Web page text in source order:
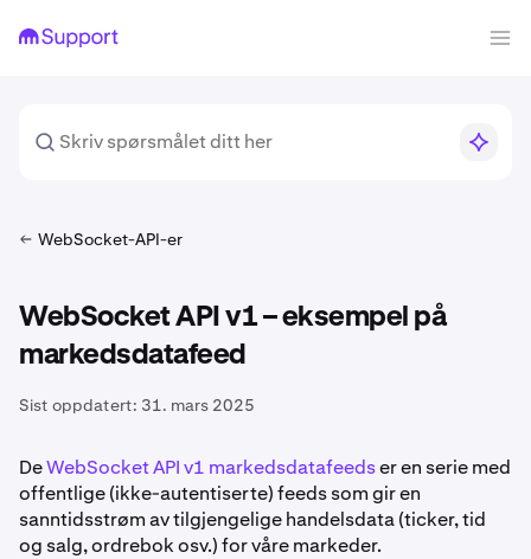
WebSocket-API-er
WebSocket API v1 – eksempel på
markedsdatafeed
Sist oppdatert: 31. mars 2025
DeWebSocket API v1 markedsdatafeedser en serie med
offentlige (ikke-autentiserte) feeds som gir en
sanntidsstrøm av tilgjengelige handelsdata (ticker, tid
og salg, ordrebok osv.) for våre markeder.